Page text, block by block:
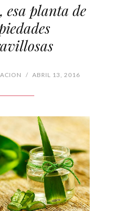
esa planta de
/ ABRIL 13, 2016